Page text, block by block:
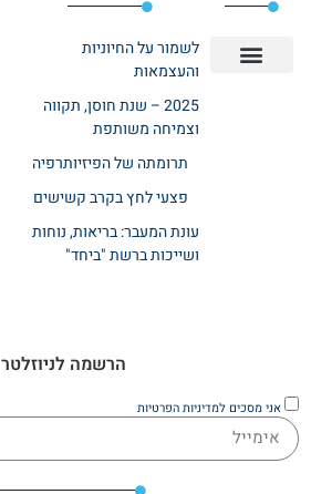
לשמור על החיוניות
והעצמאות
2025 – שנת חוסן, תקווה
וצמיחה משותפת
תרומתה של הפיזיותרפיה
פצעי לחץ בקרב קשישים
עונת המעבר: בריאות, נוחות
ושייכות ברשת "ביחד"
הרשמה לניוזלטר
אני מסכים למדיניות הפרטיות